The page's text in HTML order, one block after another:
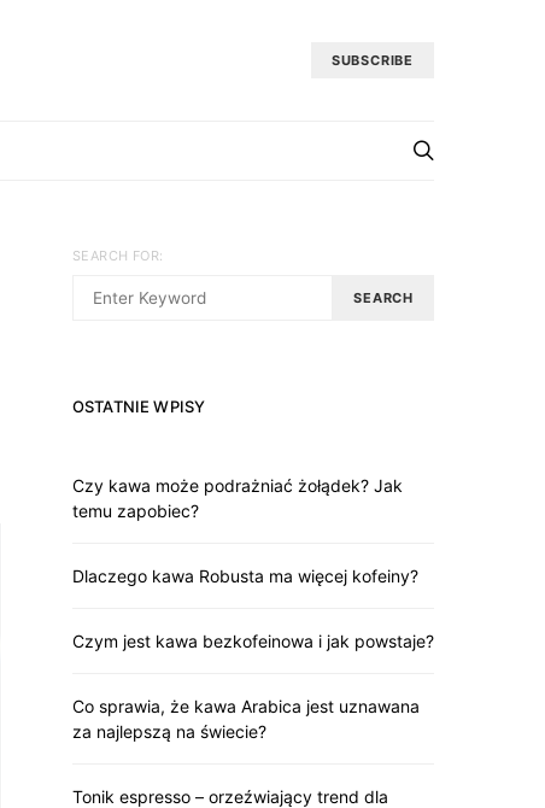
SUBSCRIBE
SEARCH FOR:
SEARCH
OSTATNIE WPISY
Czy kawa może podrażniać żołądek? Jak
temu zapobiec?
Dlaczego kawa Robusta ma więcej kofeiny?
Czym jest kawa bezkofeinowa i jak powstaje?
Co sprawia, że kawa Arabica jest uznawana
za najlepszą na świecie?
Tonik espresso – orzeźwiający trend dla